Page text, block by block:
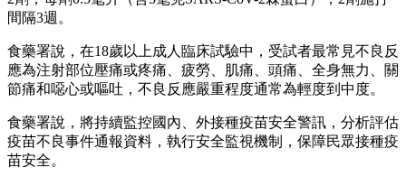
間隔3週。
食藥署說，在18歲以上成人臨床試驗中，受試者最常見不良反
應為注射部位壓痛或疼痛、疲勞、肌痛、頭痛、全身無力、關
節痛和噁心或嘔吐，不良反應嚴重程度通常為輕度到中度。
食藥署說，將持續監控國內、外接種疫苗安全警訊，分析評估
疫苗不良事件通報資料，執行安全監視機制，保障民眾接種疫
苗安全。